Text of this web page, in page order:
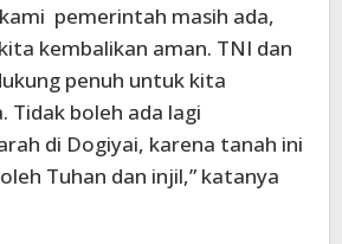
pemerintah masih ada,
kembalikan aman. TNI dan
penuh untuk kita
Tidak boleh ada lagi
di Dogiyai, karena tanah ini
Tuhan dan injil,” katanya